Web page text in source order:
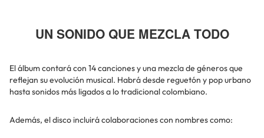
UN SONIDO QUE MEZCLA TODO
El álbum contará con 14 canciones y una mezcla de géneros que
reflejan su evolución musical. Habrá desde reguetón y pop urbano
hasta sonidos más ligados a lo tradicional colombiano.
Además, el disco incluirá colaboraciones con nombres como: